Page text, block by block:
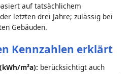
auf tatsächlichem
letzten drei Jahre; zulässig bei
Gebäuden.
Kennzahlen erklärt
m²a): berücksichtigt auch